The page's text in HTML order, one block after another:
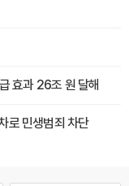
효과 26조 원 달해
로 민생범죄 차단